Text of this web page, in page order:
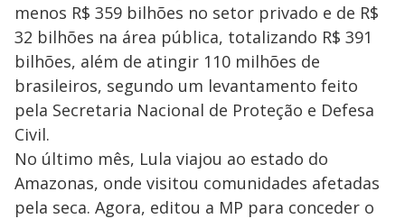
menos R$ 359 bilhões no setor privado e de R$
32 bilhões na área pública, totalizando R$ 391
bilhões, além de atingir 110 milhões de
brasileiros, segundo um levantamento feito
pela Secretaria Nacional de Proteção e Defesa
Civil.
No último mês, Lula viajou ao estado do
Amazonas, onde visitou comunidades afetadas
pela seca. Agora, editou a MP para conceder o